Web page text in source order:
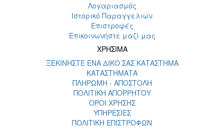
Λογαριασμός
Ιστορικό Παραγγελιών
Επιστροφές
Επικοινωνήστε μαζί μας
ΧΡΗΣΙΜΑ
ΞΕΚΙΝΗΣΤΕ ΕΝΑ ΔΙΚΟ ΣΑΣ ΚΑΤΑΣΤΗΜΑ
ΚΑΤΑΣΤΗΜΑΤΑ
ΠΛΗΡΩΜΗ - ΑΠΟΣΤΟΛΗ
ΠΟΛΙΤΙΚΗ ΑΠΟΡΡΗΤΟΥ
ΟΡΟΙ ΧΡΗΣΗΣ
ΥΠΗΡΕΣΙΕΣ
ΠΟΛΙΤΙΚΗ ΕΠΙΣΤΡΟΦΩΝ